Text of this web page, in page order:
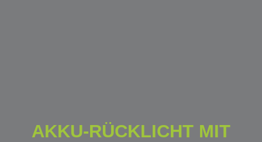
AKKU-RÜCKLICHT MIT